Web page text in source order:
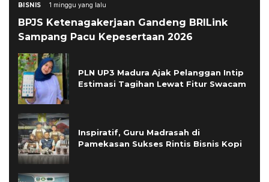
BISNIS 1 minggu yang lalu
BPJS Ketenagakerjaan Gandeng BRILink
Sampang Pacu Kepesertaan 2026
PLN UP3 Madura Ajak Pelanggan Intip
Estimasi Tagihan Lewat Fitur Swacam
Inspiratif, Guru Madrasah di
Pamekasan Sukses Rintis Bisnis Kopi